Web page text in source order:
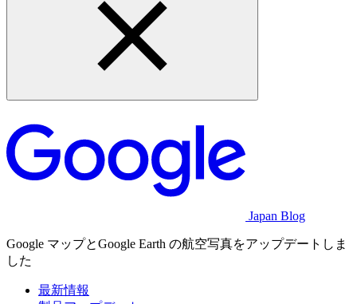
Japan Blog
Google マップとGoogle Earth の航空写真をアップデートしま
した
最新情報